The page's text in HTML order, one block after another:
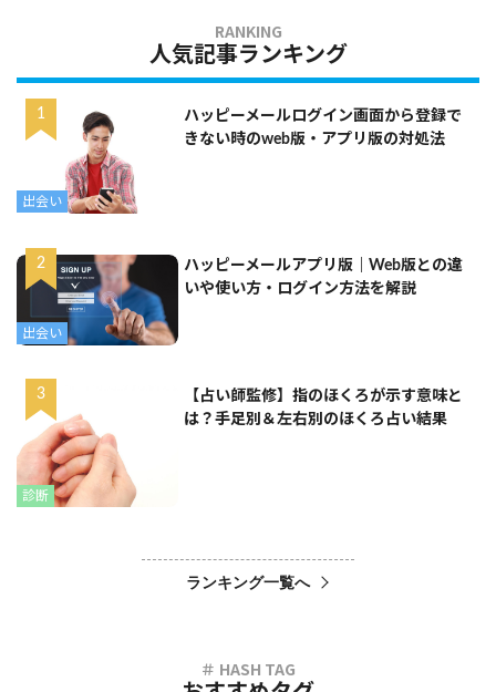
人気記事ランキング
出会い
ハッピーメールログイン画面から登録で
きない時のweb版・アプリ版の対処法
出会い
ハッピーメールアプリ版｜Web版との違
いや使い方・ログイン方法を解説
診断
【占い師監修】指のほくろが示す意味と
は？手足別＆左右別のほくろ占い結果
ランキング一覧へ